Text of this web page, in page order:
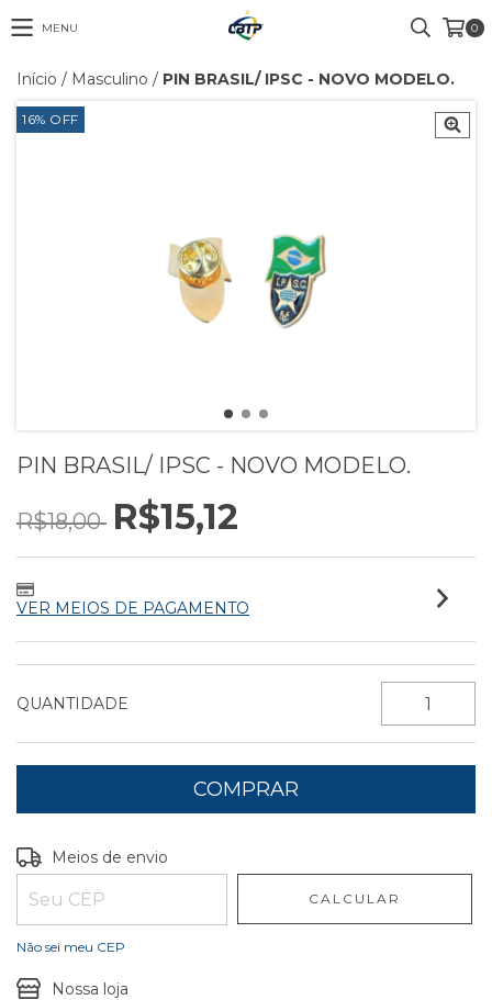
MENU 0
Início / Masculino / PIN BRASIL/ IPSC - NOVO MODELO.
16% OFF
PIN BRASIL/ IPSC - NOVO MODELO.
R$18,00 R$15,12
VER MEIOS DE PAGAMENTO
QUANTIDADE
Entregas para o CEP:
Meios de envio
CALCULAR
Não sei meu CEP
Nossa loja